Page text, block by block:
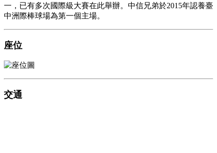
一，已有多次國際級大賽在此舉辦。中信兄弟於2015年認養臺
中洲際棒球場為第一個主場。
座位
交通